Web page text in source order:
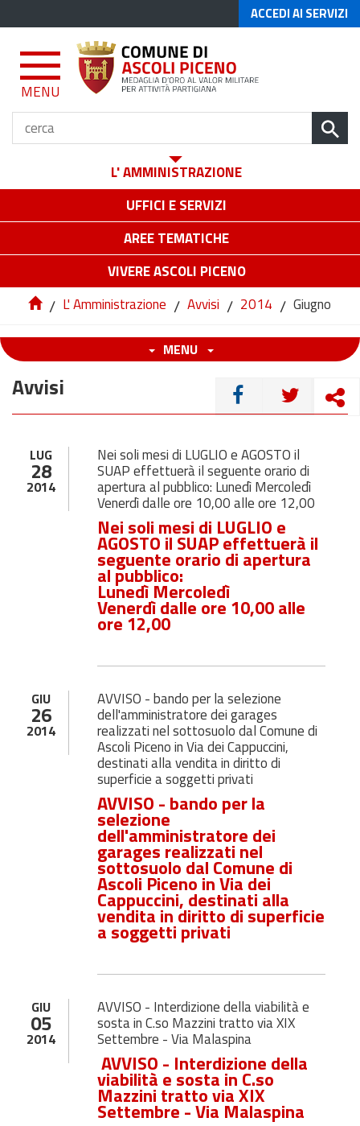
ACCEDI AI SERVIZI
MENU
L' AMMINISTRAZIONE
UFFICI E SERVIZI
AREE TEMATICHE
VIVERE ASCOLI PICENO
/ L' Amministrazione / Avvisi / 2014 / Giugno
MENU
CONDIVIDI
Avvisi
LUG
28
2014
Nei soli mesi di LUGLIO e AGOSTO il
SUAP effettuerà il seguente orario di
apertura al pubblico: Lunedì Mercoledì
Venerdì dalle ore 10,00 alle ore 12,00
Nei soli mesi di LUGLIO e
AGOSTO il SUAP effettuerà il
seguente orario di apertura
al pubblico:
Lunedì Mercoledì
Venerdì dalle ore 10,00 alle
ore 12,00
GIU
26
2014
AVVISO - bando per la selezione
dell'amministratore dei garages
realizzati nel sottosuolo dal Comune di
Ascoli Piceno in Via dei Cappuccini,
destinati alla vendita in diritto di
superficie a soggetti privati
AVVISO - bando per la
selezione
dell'amministratore dei
garages realizzati nel
sottosuolo dal Comune di
Ascoli Piceno in Via dei
Cappuccini, destinati alla
vendita in diritto di superficie
a soggetti privati
GIU
05
2014
AVVISO - Interdizione della viabilità e
sosta in C.so Mazzini tratto via XIX
Settembre - Via Malaspina
AVVISO - Interdizione della
viabilità e sosta in C.so
Mazzini tratto via XIX
Settembre - Via Malaspina